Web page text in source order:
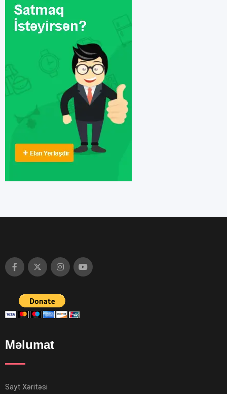
Məlumat
Sayt Xəritəsi